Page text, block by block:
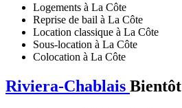
Logements à La Côte
Reprise de bail à La Côte
Location classique à La Côte
Sous-location à La Côte
Colocation à La Côte
Riviera-Chablais Bientôt